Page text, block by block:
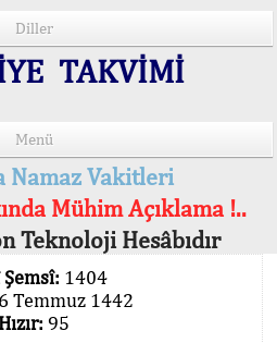
Diller
TAKVİMİ
Menü
Namaz Vakitleri
Mühim Açıklama !..
Teknoloji Hesâbıdır
1404
Temmuz 1442
Hızır: 95